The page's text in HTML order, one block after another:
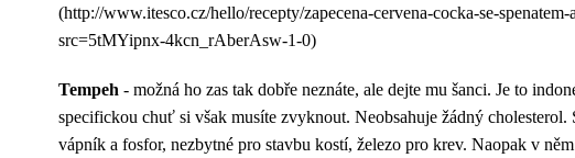
(http://www.itesco.cz/hello/recepty/zapecena-cervena-cocka-se-
src=5tMYipnx-4kcn_rAberAsw-1-0)
Tempeh - možná ho zas tak dobře neznáte, ale dejte mu šanci. Je to
specifickou chuť si však musíte zvyknout. Neobsahuje žádný
vápník a fosfor, nezbytné pro stavbu kostí, železo pro krev. Naopak v